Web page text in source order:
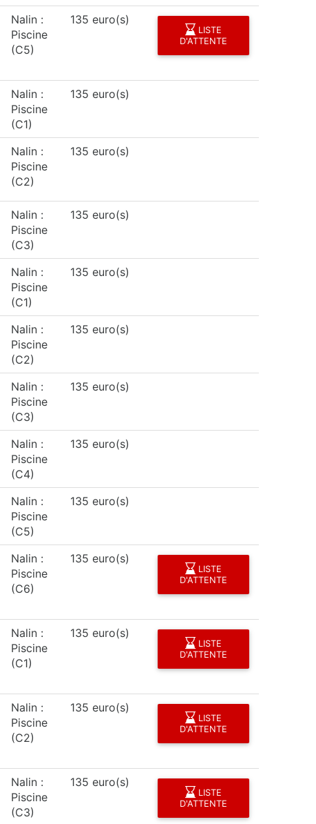
Nalin :
Piscine
(C5)
135 euro(s)
LISTE
D'ATTENTE
Nalin :
Piscine
(C1)
135 euro(s)
Nalin :
Piscine
(C2)
135 euro(s)
Nalin :
Piscine
(C3)
135 euro(s)
Nalin :
Piscine
(C1)
135 euro(s)
Nalin :
Piscine
(C2)
135 euro(s)
Nalin :
Piscine
(C3)
135 euro(s)
Nalin :
Piscine
(C4)
135 euro(s)
Nalin :
Piscine
(C5)
135 euro(s)
Nalin :
Piscine
(C6)
135 euro(s)
LISTE
D'ATTENTE
Nalin :
Piscine
(C1)
135 euro(s)
LISTE
D'ATTENTE
Nalin :
Piscine
(C2)
135 euro(s)
LISTE
D'ATTENTE
Nalin :
Piscine
(C3)
135 euro(s)
LISTE
D'ATTENTE